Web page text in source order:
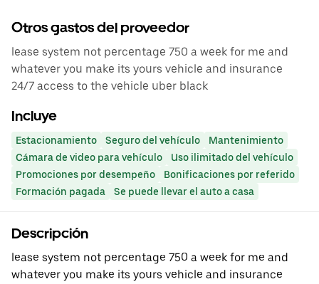
Otros gastos del proveedor
lease system not percentage 750 a week for me and
whatever you make its yours vehicle and insurance
24/7 access to the vehicle uber black
Incluye
Estacionamiento Seguro del vehículo
Mantenimiento
Cámara de video para vehículo
Uso ilimitado del vehículo
Promociones por desempeño
Bonificaciones por referido
Formación pagada
Se puede llevar el auto a casa
Descripción
lease system not percentage 750 a week for me and
whatever you make its yours vehicle and insurance